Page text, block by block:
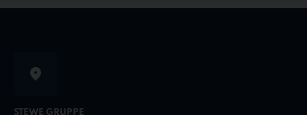
STEWE GRUPPE